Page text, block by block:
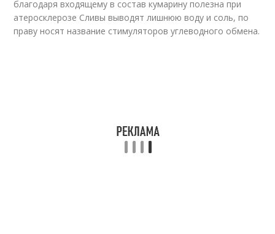
благодаря входящему в состав кумарину полезна при
атеросклерозе Сливы выводят лишнюю воду и соль, по
праву носят название стимуляторов углеводного обмена.